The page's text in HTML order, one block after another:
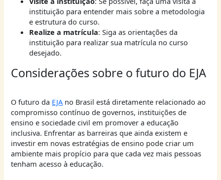
instituição para entender mais sobre a metodologia
e estrutura do curso.
Realize a matrícula: Siga as orientações da
instituição para realizar sua matrícula no curso
desejado.
Considerações sobre o futuro do EJA
O futuro da EJA no Brasil está diretamente relacionado ao
compromisso contínuo de governos, instituições de
ensino e sociedade civil em promover a educação
inclusiva. Enfrentar as barreiras que ainda existem e
investir em novas estratégias de ensino pode criar um
ambiente mais propício para que cada vez mais pessoas
tenham acesso à educação.